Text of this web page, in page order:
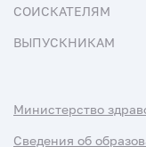
СОИСКАТЕЛЯМ
ВЫПУСКНИКАМ
Министерство
Сведения об